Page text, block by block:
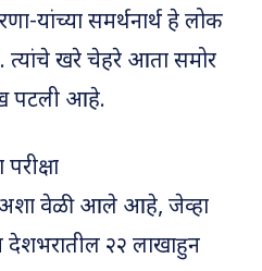
यांच्या समर्थनार्थ हे लोक
खरे चेहरे आता समोर
पटली आहे.
अशा वेळी आले आहे, जेव्हा
देशभरातील २२ लाखाहुन